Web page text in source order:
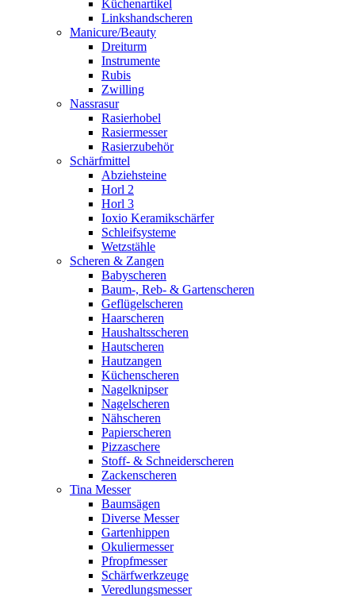
Küchenartikel
Linkshandscheren
Manicure/Beauty
Dreiturm
Instrumente
Rubis
Zwilling
Nassrasur
Rasierhobel
Rasiermesser
Rasierzubehör
Schärfmittel
Abziehsteine
Horl 2
Horl 3
Ioxio Keramikschärfer
Schleifsysteme
Wetzstähle
Scheren & Zangen
Babyscheren
Baum-, Reb- & Gartenscheren
Geflügelscheren
Haarscheren
Haushaltsscheren
Hautscheren
Hautzangen
Küchenscheren
Nagelknipser
Nagelscheren
Nähscheren
Papierscheren
Pizzaschere
Stoff- & Schneiderscheren
Zackenscheren
Tina Messer
Baumsägen
Diverse Messer
Gartenhippen
Okuliermesser
Pfropfmesser
Schärfwerkzeuge
Veredlungsmesser